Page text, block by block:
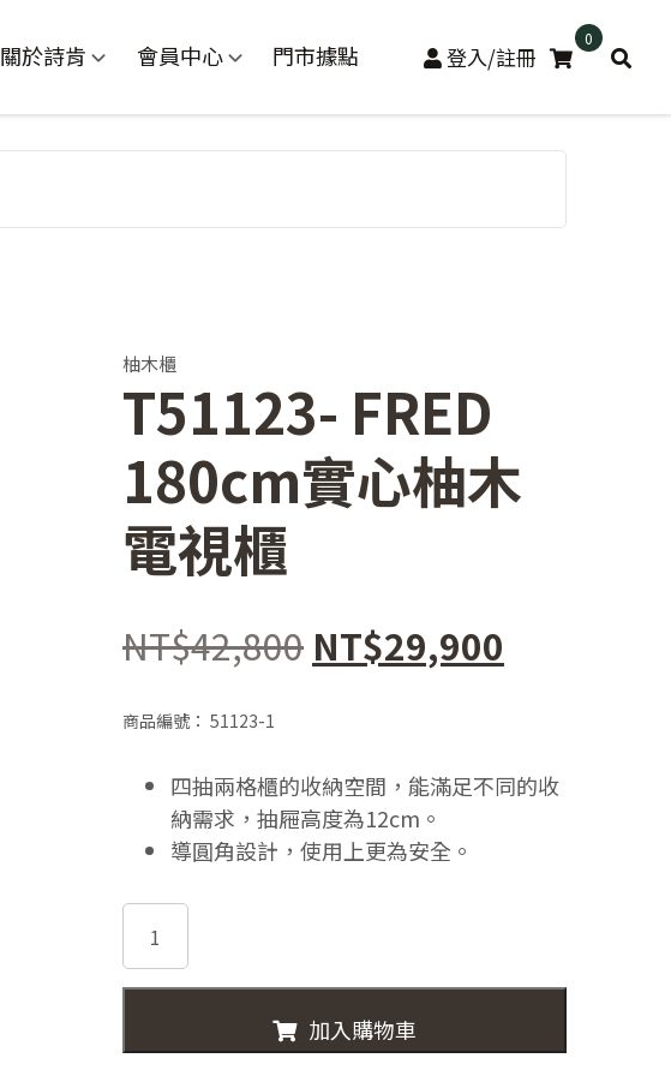
關於詩肯 會員中心 門市據點 登入/註冊
0
柚木櫃
T51123- FRED
180cm實心柚木
電視櫃
NT$42,800 原
格：
NT$42,800。
NT$29,900
格：
商品編號： 51123-1
四抽兩格櫃的收納空間，能滿足不同的收
納需求，抽屜高度為12cm。
導圓角設計，使用上更為安全。
T51123-
FRED
180cm
柚
加入購物車